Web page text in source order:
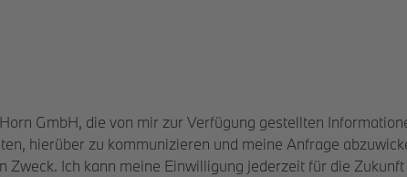
GmbH, die von mir zur Verfügung gestellten
hierüber zu kommunizieren und meine Anfrage
Zweck. Ich kann meine Einwilligung jederzeit für die